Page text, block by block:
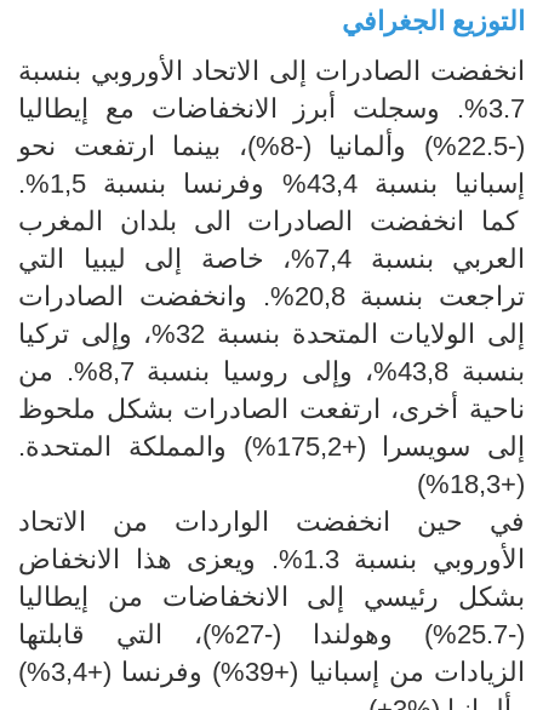
التوزيع الجغرافي
انخفضت الصادرات إلى الاتحاد الأوروبي بنسبة
3.7%. وسجلت أبرز الانخفاضات مع إيطاليا
(-22.5%) وألمانيا (-8%)، بينما ارتفعت نحو
إسبانيا بنسبة 43,4% وفرنسا بنسبة 1,5%.
كما انخفضت الصادرات الى بلدان المغرب
العربي بنسبة 7,4%، خاصة إلى ليبيا التي
تراجعت بنسبة 20,8%. وانخفضت الصادرات
إلى الولايات المتحدة بنسبة 32%، وإلى تركيا
بنسبة 43,8%، وإلى روسيا بنسبة 8,7%. من
ناحية أخرى، ارتفعت الصادرات بشكل ملحوظ
إلى سويسرا (+175,2%) والمملكة المتحدة.
(+18,3%)
في حين انخفضت الواردات من الاتحاد
الأوروبي بنسبة 1.3%. ويعزى هذا الانخفاض
بشكل رئيسي إلى الانخفاضات من إيطاليا
(-25.7%) وهولندا (-27%)، التي قابلتها
الزيادات من إسبانيا (+39%) وفرنسا (+3,4%)